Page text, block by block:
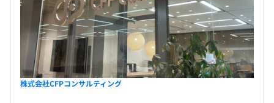
株式会社CFPコンサルティング